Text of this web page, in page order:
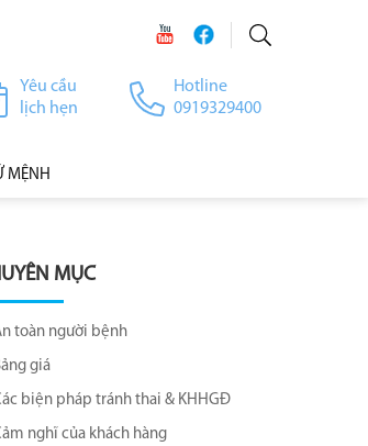
Hotline
0919329400
Yêu cầu
lịch hẹn
MỆNH
MỤC
toàn người bệnh
giá
biện pháp tránh thai & KHHGĐ
nghĩ của khách hàng